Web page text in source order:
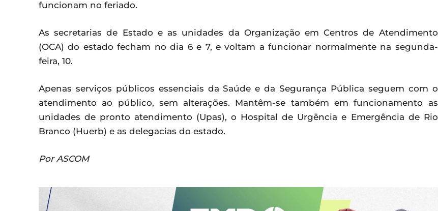
funcionam no feriado.
As secretarias de Estado e as unidades da Organização em Centros de Atendimento
(OCA) do estado fecham no dia 6 e 7, e voltam a funcionar normalmente na segunda-
feira, 10.
Apenas serviços públicos essenciais da Saúde e da Segurança Pública seguem com o
atendimento ao público, sem alterações. Mantêm-se também em funcionamento as
unidades de pronto atendimento (Upas), o Hospital de Urgência e Emergência de Rio
Branco (Huerb) e as delegacias do estado.
Por ASCOM